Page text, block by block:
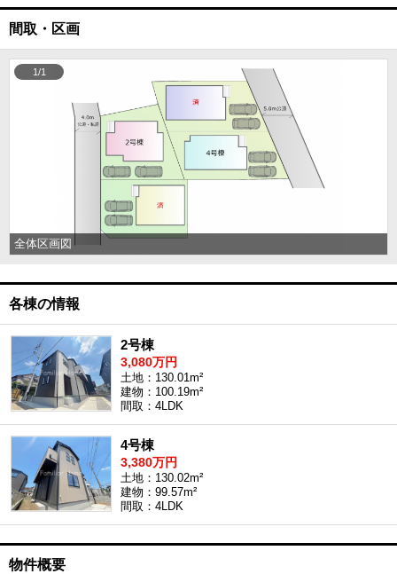
間取・区画
全体区画図
1/1
各棟の情報
2号棟
3,080万円
土地：130.01m²
建物：100.19m²
間取：4LDK
4号棟
3,380万円
土地：130.02m²
建物：99.57m²
間取：4LDK
物件概要